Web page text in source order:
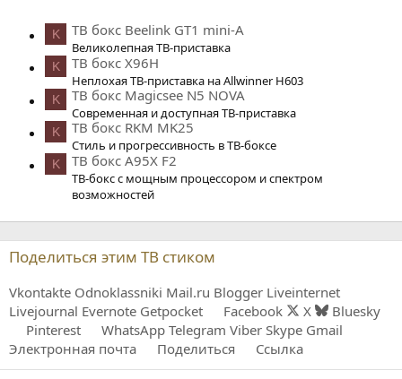
K ТВ бокс Beelink GT1 mini-A
Великолепная ТВ-приставка
K ТВ бокс X96H
Неплохая ТВ-приставка на Allwinner H603
K ТВ бокс Magicsee N5 NOVA
Современная и доступная ТВ-приставка
K ТВ бокс RKM MK25
Стиль и прогрессивность в ТВ-боксе
K ТВ бокс A95X F2
ТВ-бокс с мощным процессором и спектром
возможностей
Поделиться этим ТВ стиком
Vkontakte Odnoklassniki Mail.ru Blogger Liveinternet
Livejournal Evernote Getpocket Facebook X
Bluesky
Pinterest
WhatsApp Telegram Viber Skype Gmail
Электронная почта
Поделиться Ссылка